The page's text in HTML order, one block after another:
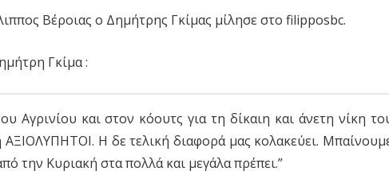
Βέροιας ο Δημήτρης Γκίμας μίλησε στο filipposbc.
Γκίμα :
Αγρινίου και στον κόουτς για τη δίκαιη και άνετη νίκη
ΑΞΙΟΛΥΠΗΤΟΙ. Η δε τελική διαφορά μας κολακεύει.
την Κυριακή στα πολλά και μεγάλα πρέπει.”